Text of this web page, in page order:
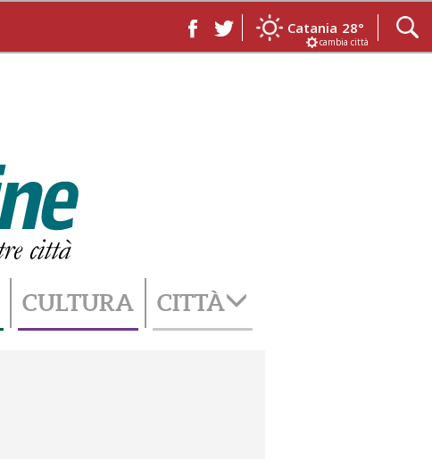
Catania 28°
cambia città
CULTURA CITTÀ